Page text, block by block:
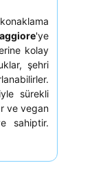
'ye
kolay
şehri
sürekli
ve vegan
sahiptir.